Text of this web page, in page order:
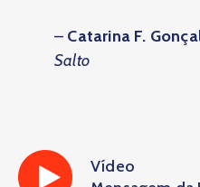
– Catarina F.
Salto
Vídeo